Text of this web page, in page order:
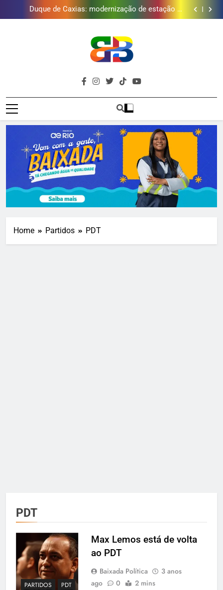
Golfe e fortalece projeto que atende 140 crianças
Duque de Caxias: modernização de estação de
tratamento reforça abastecimento de água
Guanabara tem diversas opções de vinhos para
Golfe e fortalece projeto que atende 140 crianças
Duque de Caxias: modernização de estação de
tratamento reforça abastecimento de água
Guanabara tem diversas opções de vinhos para
presentear o seu pai. Descubra como escolher o que
Gastro Samba reúne Nosso Sentimento e Gustavo
Brava
Baixada
Baixada Fluminense Em Destaque!
Home Partidos PDT
PDT
PARTIDOS
PDT
Max Lemos está de volta
ao PDT
Baixada Política
3 anos
ago
0 2 mins